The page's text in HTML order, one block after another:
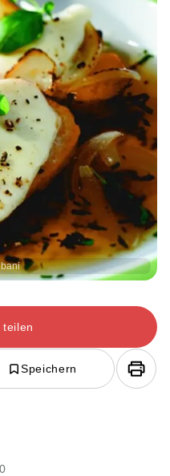
teilen
Speichern